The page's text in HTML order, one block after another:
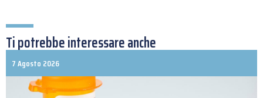
Ti potrebbe interessare anche
7 Agosto 2026